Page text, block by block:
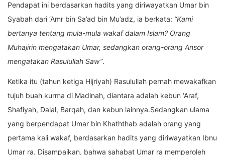
Pendapat ini berdasarkan hadits yang diriwayatkan Umar bin
Syabah dari ‘Amr bin Sa’ad bin Mu’adz, ia berkata: “Kami
bertanya tentang mula-mula wakaf dalam Islam? Orang
Muhajirin mengatakan Umar, sedangkan orang-orang Ansor
mengatakan Rasulullah Saw”.
Ketika itu (tahun ketiga Hijriyah) Rasulullah pernah mewakafkan
tujuh buah kurma di Madinah, diantara adalah kebun ‘Araf,
Shafiyah, Dalal, Barqah, dan kebun lainnya.Sedangkan ulama
yang berpendapat Umar bin Khaththab adalah orang yang
pertama kali wakaf, berdasarkan hadits yang diriwayatkan Ibnu
Umar ra. Disampaikan, bahwa sahabat Umar ra memperoleh